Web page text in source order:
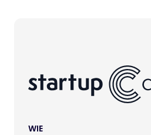
WIE